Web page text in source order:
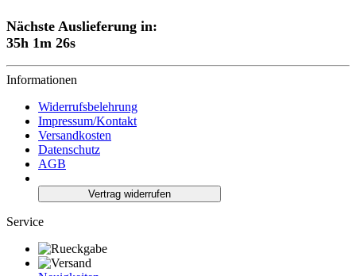
Nächste Auslieferung in:
35h 1m 25s
Informationen
Widerrufsbelehrung
Impressum/Kontakt
Versandkosten
Datenschutz
AGB
Vertrag widerrufen
Service